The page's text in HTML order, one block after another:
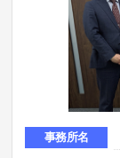
事務所名